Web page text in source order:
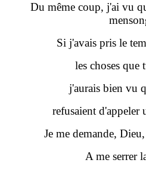
Du même coup, j'ai vu
Si j'avais pris le
les choses que
j'aurais bien vu
refusaient d'appeler
Je me demande,
A me serrer